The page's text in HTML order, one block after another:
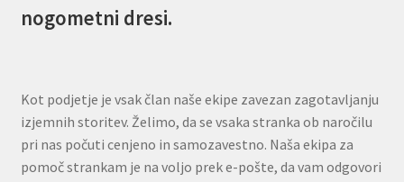
nogometni dresi.
Kot podjetje je vsak član naše ekipe zavezan zagotavljanju
izjemnih storitev. Želimo, da se vsaka stranka ob naročilu
pri nas počuti cenjeno in samozavestno. Naša ekipa za
pomoč strankam je na voljo prek e-pošte, da vam odgovori